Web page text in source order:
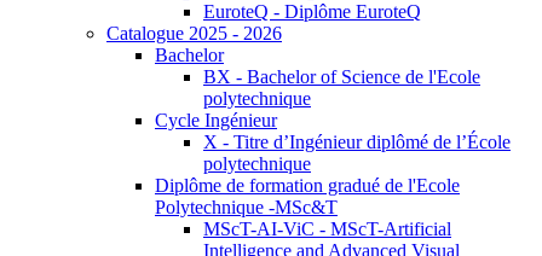
EuroteQ - Diplôme EuroteQ
Catalogue 2025 - 2026
Bachelor
BX - Bachelor of Science de l'Ecole
polytechnique
Cycle Ingénieur
X - Titre d’Ingénieur diplômé de l’École
polytechnique
Diplôme de formation gradué de l'Ecole
Polytechnique -MSc&T
MScT-AI-ViC - MScT-Artificial
Intelligence and Advanced Visual